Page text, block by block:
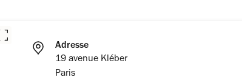
Adresse
19 avenue Kléber
Paris